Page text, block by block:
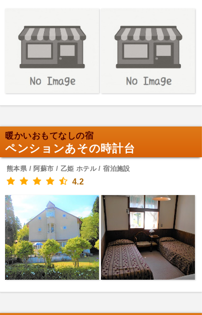
暖かいおもてなしの宿
ペンションあその時計台
熊本県 / 阿蘇市 / 乙姫 ホテル / 宿泊施設
4.2